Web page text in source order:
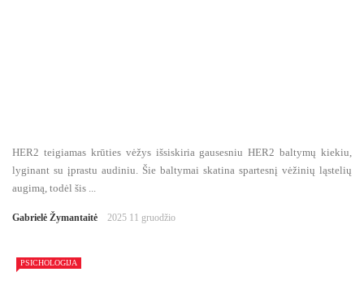
HER2 teigiamas krūties vėžys išsiskiria gausesniu HER2 baltymų kiekiu,
lyginant su įprastu audiniu. Šie baltymai skatina spartesnį vėžinių ląstelių
augimą, todėl šis ...
Gabrielė Žymantaitė 2025 11 gruodžio
PSICHOLOGIJA